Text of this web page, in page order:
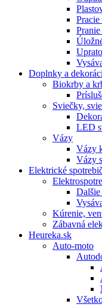
Pranie
Doplnky a
Biokrby a
Sviečky,
LED
Vázy
Vázy
Vázy
Elektrické
Dalšie
Kúrenie,
Zábavná
Heureka.sk
Auto-moto